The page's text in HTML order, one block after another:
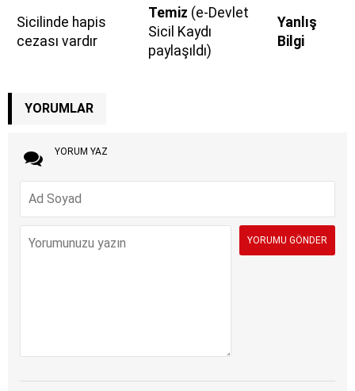
Sicilinde hapis
cezası vardır
Temiz (e-Devlet
Sicil Kaydı
paylaşıldı)
Yanlış
Bilgi
YORUMLAR
YORUM YAZ